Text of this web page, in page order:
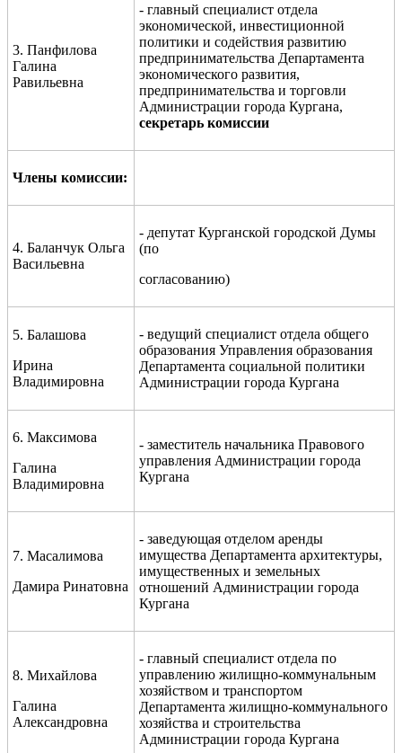
3. Панфилова
Галина
Равильевна
- главный специалист отдела
экономической, инвестиционной
политики и содействия развитию
предпринимательства Департамента
экономического развития,
предпринимательства и торговли
Администрации города Кургана,
секретарь комиссии
Члены комиссии:
4. Баланчук Ольга
Васильевна
- депутат Курганской городской Думы
(по
согласованию)
5. Балашова
Ирина
Владимировна
- ведущий специалист отдела общего
образования Управления образования
Департамента социальной политики
Администрации города Кургана
6. Максимова
Галина
Владимировна
- заместитель начальника Правового
управления Администрации города
Кургана
7. Масалимова
Дамира Ринатовна
- заведующая отделом аренды
имущества Департамента архитектуры,
имущественных и земельных
отношений Администрации города
Кургана
8. Михайлова
Галина
Александровна
- главный специалист отдела по
управлению жилищно-коммунальным
хозяйством и транспортом
Департамента жилищно-коммунального
хозяйства и строительства
Администрации города Кургана